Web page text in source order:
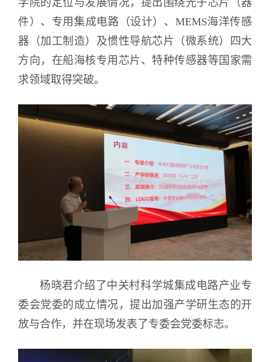
件）、专用集成电路（设计）、MEMS海洋传感
器（加工制造）及惯性导航芯片（微系统）四大
方向，在船海核专用芯片、特种传感器等国家需
求领域取得突破。
杨晓君介绍了中关村科学城集成电路产业专
委会党委的成立情况，提出加强产学研生态的开
放与合作，并在现场发表了专委会党委标志。